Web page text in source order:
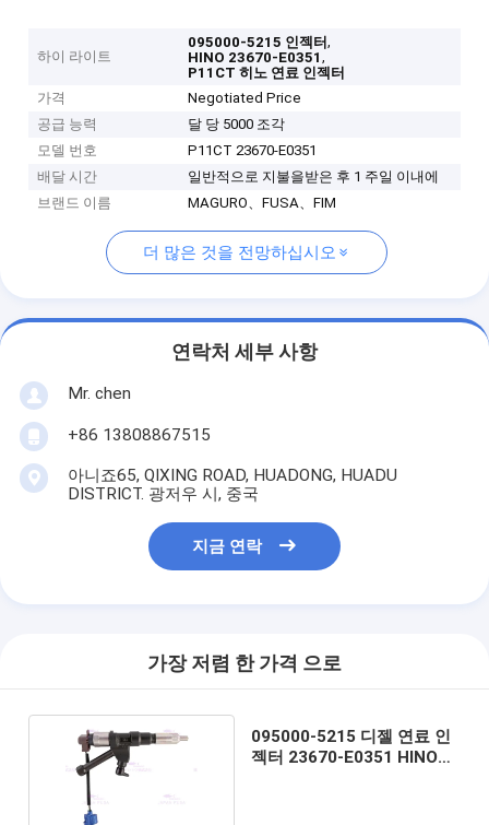
하이 라이트
095000-5215 인젝터,
HINO 23670-E0351,
P11CT 히노 연료 인젝터
가격
Negotiated Price
공급 능력
달 당 5000 조각
모델 번호
P11CT 23670-E0351
배달 시간
일반적으로 지불을받은 후 1 주일 이내에
브랜드 이름
MAGURO、FUSA、FIM
더 많은 것을 전망하십시오
연락처 세부 사항
Mr. chen
+86 13808867515
아니죠65, QIXING ROAD, HUADONG, HUADU
DISTRICT. 광저우 시, 중국
지금 연락
가장 저렴 한 가격 으로
095000-5215 디젤 연료 인
젝터 23670-E0351 HINO